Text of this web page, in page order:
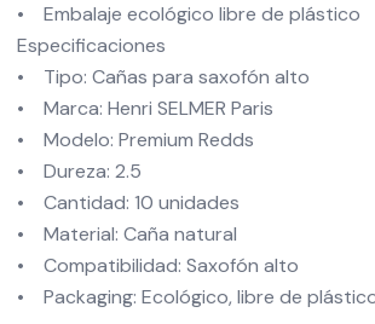
• Embalaje ecológico libre de plástico
Especificaciones
• Tipo: Cañas para saxofón alto
• Marca: Henri SELMER Paris
• Modelo: Premium Redds
• Dureza: 2.5
• Cantidad: 10 unidades
• Material: Caña natural
• Compatibilidad: Saxofón alto
• Packaging: Ecológico, libre de